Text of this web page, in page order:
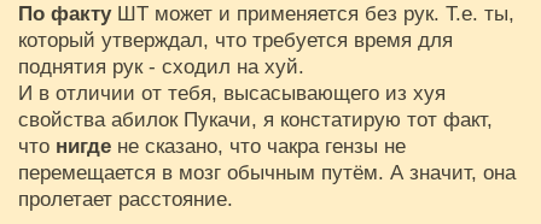
По фактуШТ может и применяется без рук. Т.е. ты,
который утверждал, что требуется время для
поднятия рук - сходил на хуй.
И в отличии от тебя, высасывающего из хуя
свойства абилок Пукачи, я констатирую тот факт,
что нигде не сказано, что чакра гензы не
перемещается в мозг обычным путём. А значит, она
пролетает расстояние.